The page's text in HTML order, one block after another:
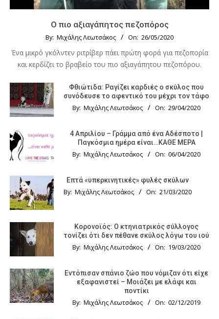
Ο πιο αξιαγάπητος πεζοπόρος
By: Μιχάλης Λεωτσάκος On: 26/05/2020
Ένα μικρό γκόλντεν ριτρίβερ πάει πρώτη φορά για πεζοπορία
και κερδίζει το βραβείο του πιο αξιαγάπητου πεζοπόρου.
Φθιώτιδα: Ραγίζει καρδιές ο σκύλος που
συνόδευσε το αφεντικό του μέχρι τον τάφο
By: Μιχάλης Λεωτσάκος On: 29/04/2020
4 Απριλίου – Γράμμα από ένα Αδέσποτο |
Παγκόσμια ημέρα είναι…ΚΑΘΕ ΜΕΡΑ
By: Μιχάλης Λεωτσάκος On: 06/04/2020
Επτά «υπερκινητικές» φυλές σκύλων
By: Μιχάλης Λεωτσάκος On: 21/03/2020
Κορονοϊός: Ο κτηνιατρικός σύλλογος
τονίζει ότι δεν πέθανε σκύλος λόγω του ιού
By: Μιχάλης Λεωτσάκος On: 19/03/2020
Εντόπισαν σπάνιο ζώο που νόμιζαν ότι είχε
εξαφανιστεί – Μοιάζει με ελάφι και
ποντίκι
By: Μιχάλης Λεωτσάκος On: 02/12/2019